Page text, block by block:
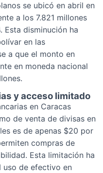
se ubicó en abril en
a los 7.821 millones
Esta disminución ha
en las
a que el monto en
en moneda nacional
y acceso limitado
en Caracas
de venta de divisas en
es de apenas $20 por
compras de
Esta limitación ha
uso de efectivo en